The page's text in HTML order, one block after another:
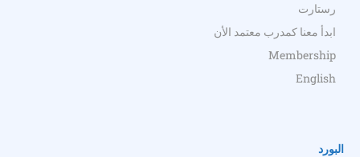
رستارت
ابدأ معنا كمدرب معتمد الأن
Membership
English
البورد